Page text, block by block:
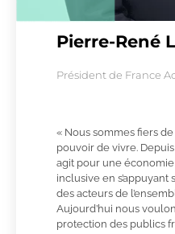
Pierre-René
Président de France
« Nous sommes fiers
pouvoir de vivre.
agit pour une
inclusive en
des acteurs de
Aujourd’hui nous
protection des publics